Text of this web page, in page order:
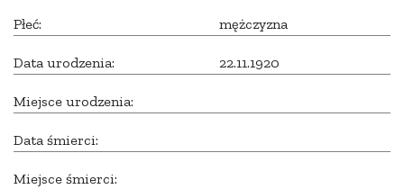
Płeć: mężczyzna
Data urodzenia: 22.11.1920
Miejsce urodzenia:
Data śmierci:
Miejsce śmierci: